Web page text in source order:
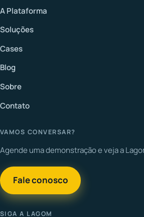
A Plataforma
Soluções
Cases
Blog
Sobre
Contato
VAMOS CONVERSAR?
Agende uma demonstração e veja a
Fale conosco
SIGA A LAGOM